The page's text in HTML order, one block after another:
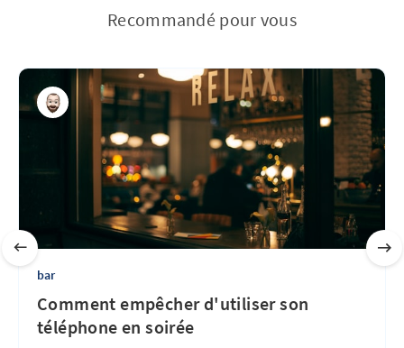
Recommandé pour vous
bar
Comment empêcher d'utiliser son
téléphone en soirée